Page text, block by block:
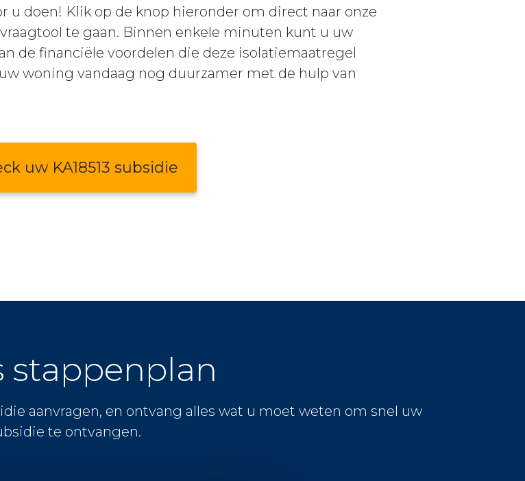
u doen! Klik op de knop hieronder om direct naar onze
te gaan. Binnen enkele minuten kunt u uw
de financiële voordelen die deze isolatiemaatregel
woning vandaag nog duurzamer met de hulp van
uw KA18513 subsidie
stappenplan
aanvragen, en ontvang alles wat u moet weten om snel uw
te ontvangen.